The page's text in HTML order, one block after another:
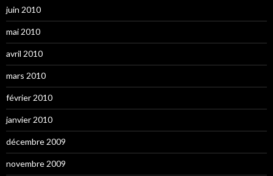
juin 2010
mai 2010
avril 2010
mars 2010
février 2010
janvier 2010
décembre 2009
novembre 2009